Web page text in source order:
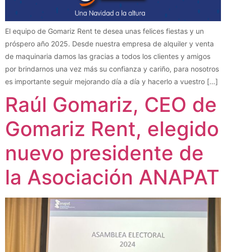
El equipo de Gomariz Rent te desea unas felices fiestas y un
próspero año 2025. Desde nuestra empresa de alquiler y venta
de maquinaria damos las gracias a todos los clientes y amigos
por brindarnos una vez más su confianza y cariño, para nosotros
es importante seguir mejorando día a día y hacerlo a vuestro […]
Raúl Gomariz, CEO de
Gomariz Rent, elegido
nuevo presidente de
la Asociación ANAPAT